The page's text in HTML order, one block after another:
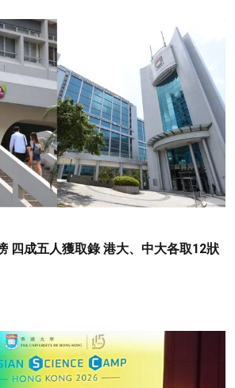
四成五人獲取錄 港大、中大各取12狀